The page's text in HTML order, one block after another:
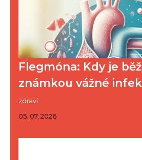
Flegmóna: Kdy je
známkou vážné
zdraví
05. 07. 2026